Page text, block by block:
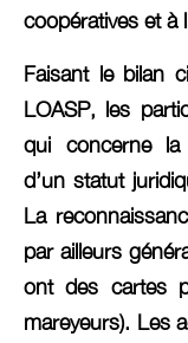
coopératives et à
Faisant le bilan
LOASP, les
qui concerne la
d’un statut
La
par ailleurs
ont des cartes
mareyeurs). Les